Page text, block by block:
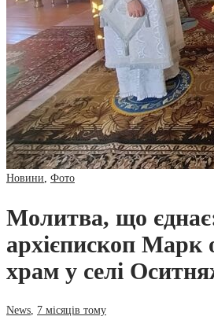
Новини Фото
Молитва, що
архієпископ Марк
храм у селі
News 7 місяців тому